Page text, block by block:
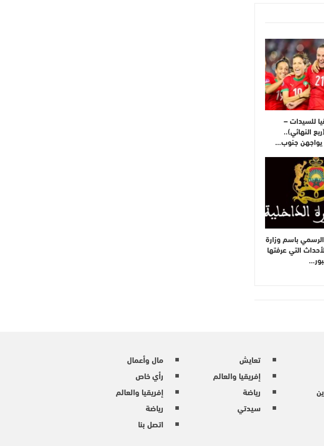
للسيدات –
المغرب 2026 (ربع النهائي)..
يواجهن جنوب…
باسم وزارة
التي عرفتها
تعايش
إفريقيا والعالم
رياضة
سيدتي
مال وأعمال
رأي خاص
إفريقيا والعالم
رياضة
اتصل بنا